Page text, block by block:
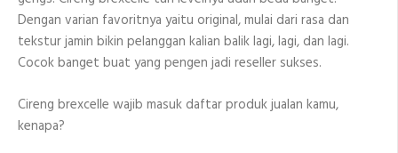
Dengan varian favoritnya yaitu original, mulai dari rasa dan
tekstur jamin bikin pelanggan kalian balik lagi, lagi, dan lagi.
Cocok banget buat yang pengen jadi reseller sukses.
Cireng brexcelle wajib masuk daftar produk jualan kamu,
kenapa?